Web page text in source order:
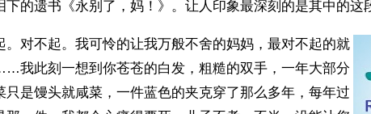
下的遗书《永别了，妈！》。让人印象最深刻的是其中的这
。对不起。我可怜的让我万般不舍的妈妈，最对不起的就
我此刻一想到你苍苍的白发，粗糙的双手，一年大部分
只是馒头就咸菜，一件蓝色的夹克穿了那么多年，每年过